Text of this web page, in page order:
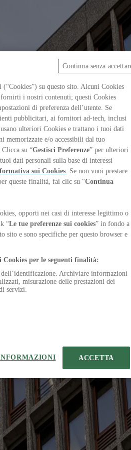
protection and public access
- ITALY
su questo sito. Alcuni Cookies
i nostri contenuti; questi Cookies
di preferenza dell’utente. Se
pubblicitari, ai fornitori ad-tech, inclusi
ulteriori Cookies e trattano i tuoi dati
e/o accessibili dal tuo
su “Gestisci Preferenze” per ulteriori
dati personali sulla base di interessi
sui Cookies. Se non vuoi prestare
queste finalità, fai clic su “Continua
opporti nei casi di interesse legittimo o
“Le tue preferenze sui cookies” in fondo a
sito e sono specifiche per questo browser e
per le seguenti finalità:
Archiviare informazioni
misurazione delle prestazioni dei
servizi.
ACCETTA
Continua senza